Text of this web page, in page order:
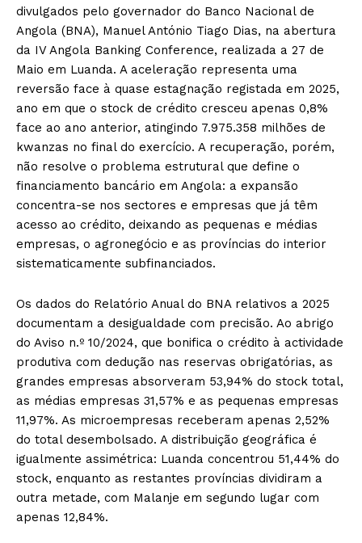
divulgados pelo governador do Banco Nacional de
Angola (BNA), Manuel António Tiago Dias, na abertura
da IV Angola Banking Conference, realizada a 27 de
Maio em Luanda. A aceleração representa uma
reversão face à quase estagnação registada em 2025,
ano em que o stock de crédito cresceu apenas 0,8%
face ao ano anterior, atingindo 7.975.358 milhões de
kwanzas no final do exercício. A recuperação, porém,
não resolve o problema estrutural que define o
financiamento bancário em Angola: a expansão
concentra-se nos sectores e empresas que já têm
acesso ao crédito, deixando as pequenas e médias
empresas, o agronegócio e as províncias do interior
sistematicamente subfinanciados.
Os dados do Relatório Anual do BNA relativos a 2025
documentam a desigualdade com precisão. Ao abrigo
do Aviso n.º 10/2024, que bonifica o crédito à actividade
produtiva com dedução nas reservas obrigatórias, as
grandes empresas absorveram 53,94% do stock total,
as médias empresas 31,57% e as pequenas empresas
11,97%. As microempresas receberam apenas 2,52%
do total desembolsado. A distribuição geográfica é
igualmente assimétrica: Luanda concentrou 51,44% do
stock, enquanto as restantes províncias dividiram a
outra metade, com Malanje em segundo lugar com
apenas 12,84%.